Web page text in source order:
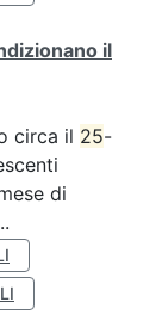
il
circa il 25-
di